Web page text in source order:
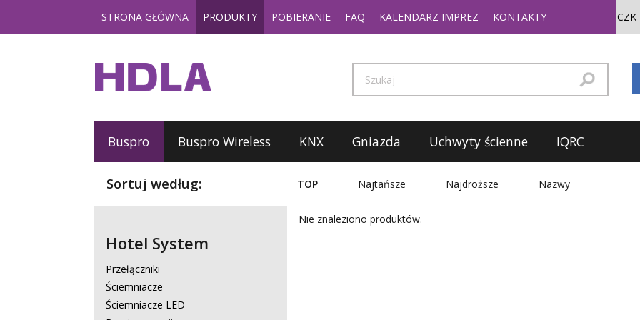
STRONA GŁÓWNA PRODUKTY POBIERANIE FAQ KALENDARZ IMPREZ KONTAKTY
Buspro Buspro Wireless KNX Gniazda Uchwyty ścienne IQRC
Sortuj według: TOP Najtańsze Najdroższe Nazwy
Hotel System
Przełączniki
Ściemniacze
Ściemniacze LED
Nie znaleziono produktów.